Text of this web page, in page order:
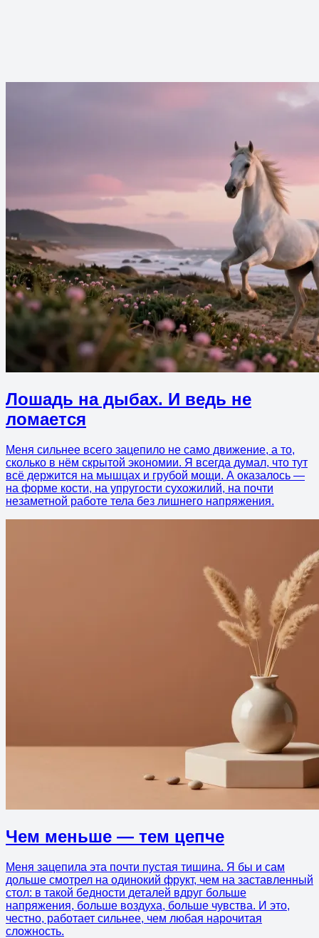
Лошадь на дыбах. И ведь не
ломается
Меня сильнее всего зацепило не само движение, а то,
сколько в нём скрытой экономии. Я всегда думал, что тут
всё держится на мышцах и грубой мощи. А оказалось —
на форме кости, на упругости сухожилий, на почти
незаметной работе тела без лишнего напряжения.
Чем меньше — тем цепче
Меня зацепила эта почти пустая тишина. Я бы и сам
дольше смотрел на одинокий фрукт, чем на заставленный
стол: в такой бедности деталей вдруг больше
напряжения, больше воздуха, больше чувства. И это,
честно, работает сильнее, чем любая нарочитая
сложность.